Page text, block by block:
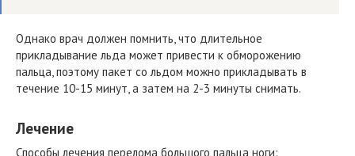
Однако врач должен помнить, что длительное
прикладывание льда может привести к обморожению
пальца, поэтому пакет со льдом можно прикладывать в
течение 10-15 минут, а затем на 2-3 минуты снимать.
Лечение
Способы лечения перелома большого пальца ноги: